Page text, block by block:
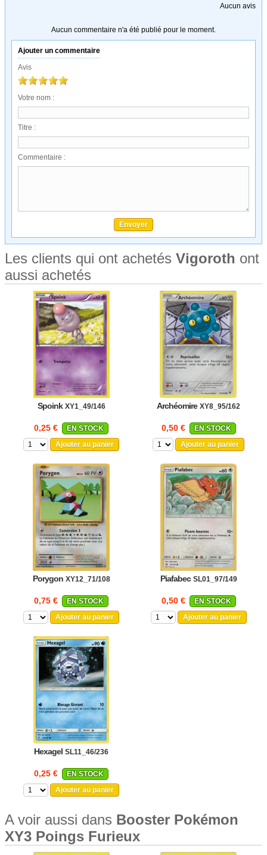
Aucun avis
Aucun commentaire n'a été publié pour le moment.
Ajouter un commentaire
Avis
Votre nom :
Titre :
Commentaire :
Les clients qui ont achetés Vigoroth ont
aussi achetés
Spoink XY1_49/146
0,25 €
EN STOCK
Ajouter au panier
Archéomire XY8_95/162
0,50 €
EN STOCK
Ajouter au panier
Porygon XY12_71/108
0,75 €
EN STOCK
Ajouter au panier
Piafabec SL01_97/149
0,50 €
EN STOCK
Ajouter au panier
Hexagel SL11_46/236
0,25 €
EN STOCK
Ajouter au panier
A voir aussi dans Booster Pokémon
XY3 Poings Furieux